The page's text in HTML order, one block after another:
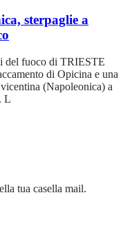
sterpaglie a
del fuoco di TRIESTE
di Opicina e una
(Napoleonica) a
L
tua casella mail.